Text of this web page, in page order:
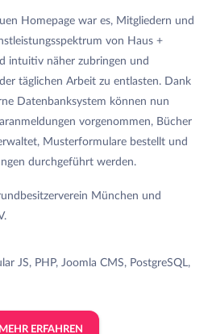
Homepage war es, Mitgliedern und
von Haus +
intuitiv näher zubringen und
täglichen Arbeit zu entlasten. Dank
Datenbanksystem können nun
vorgenommen, Bücher
Musterformulare bestellt und
durchgeführt werden.
München und
JS, PHP, Joomla CMS, PostgreSQL,
ERFAHREN